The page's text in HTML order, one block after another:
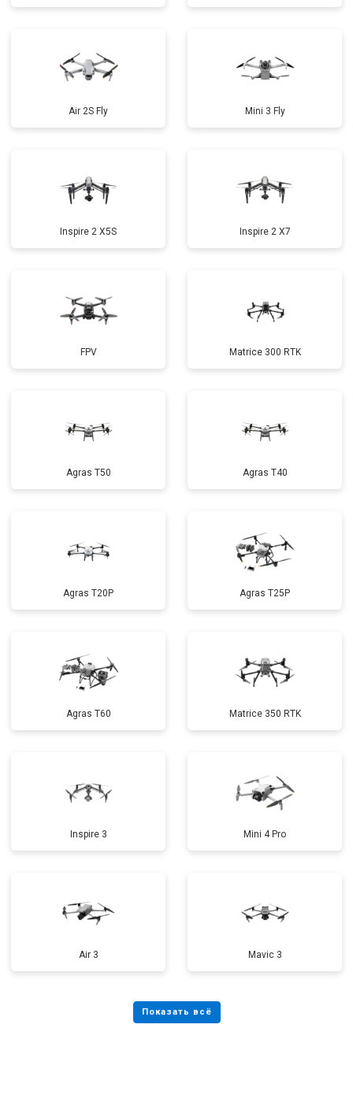
Air 2S Fly Mini 3 Fly
Inspire 2 X5S Inspire 2 X7
FPV Matrice 300 RTK
Agras T50 Agras T40
Agras T20P Agras T25P
Agras T60 Matrice 350 RTK
Inspire 3 Mini 4 Pro
Air 3 Mavic 3